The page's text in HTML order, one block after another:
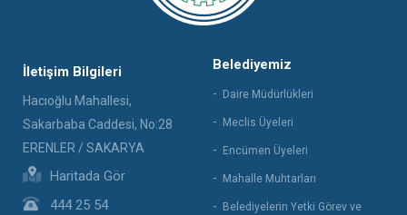
İletişim Bilgileri
Hacıoğlu Mahallesi,
Sakarbaba Caddesi, No:28
ERENLER / SAKARYA
Haritada Gör
444 25 54
Belediyemiz
Daire Müdürlükleri
Meclis Üyeleri
Encümen Üyeleri
Mahalle Muhtarları
Belediyelerin Yetki Görev ve